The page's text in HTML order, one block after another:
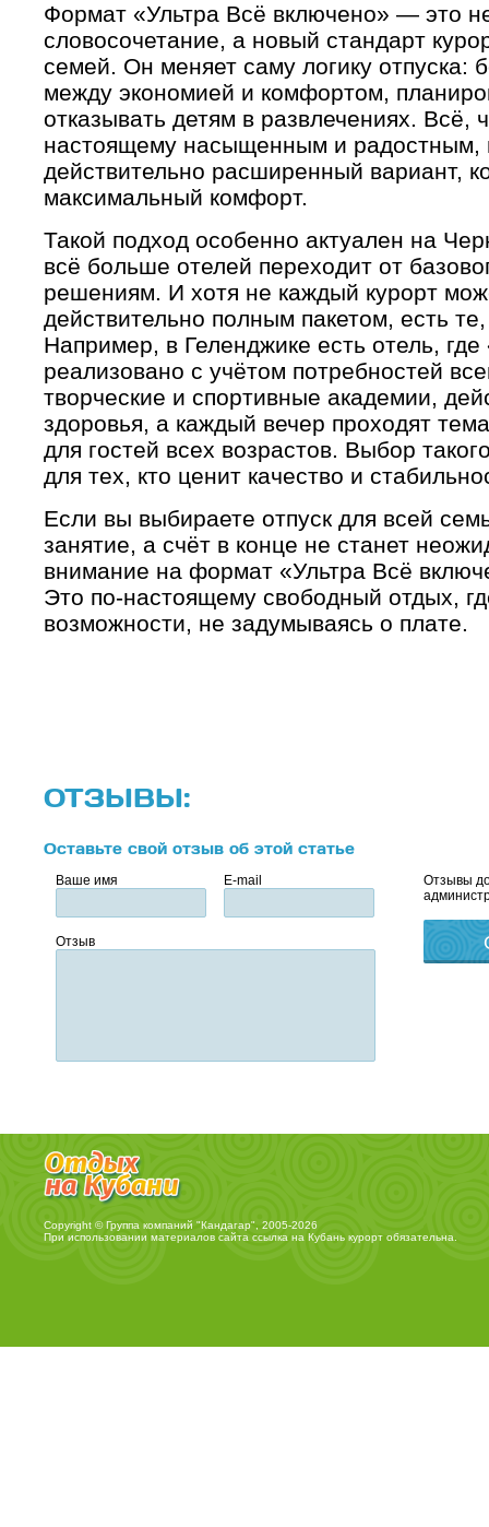
Формат «Ультра Всё включено» — это
словосочетание, а новый стандарт
семей. Он меняет саму логику отпуска:
между экономией и комфортом,
отказывать детям в развлечениях. Всё,
настоящему насыщенным и радостным,
действительно расширенный вариант,
максимальный комфорт.
Такой подход особенно актуален на
всё больше отелей переходит от
решениям. И хотя не каждый курорт
действительно полным пакетом, есть
Например, в Геленджике есть отель,
реализовано с учётом потребностей
творческие и спортивные академии,
здоровья, а каждый вечер проходят
для гостей всех возрастов. Выбор
для тех, кто ценит качество и
Если вы выбираете отпуск для всей
занятие, а счёт в конце не станет
внимание на формат «Ультра Всё
Это по-настоящему свободный отдых,
возможности, не задумываясь о плате.
ОТЗЫВЫ:
Оставьте свой отзыв об этой статье
Ваше имя E-mail
Отзыв
Отзывы
Copyright © Группа компаний "Кандагар", 2005-2026
При использовании материалов сайта ссылка на Кубань курортобязательна.